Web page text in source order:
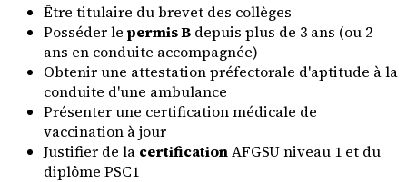
Être titulaire du brevet des collèges
Posséder le permis B depuis plus de 3 ans (ou 2
ans en conduite accompagnée)
Obtenir une attestation préfectorale d'aptitude à la
conduite d'une ambulance
Présenter une certification médicale de
vaccination à jour
Justifier de la certificationAFGSU niveau 1 et du
diplôme PSC1